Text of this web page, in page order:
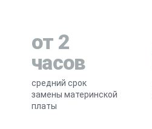
от 2
часов
средний срок
замены материнской
платы